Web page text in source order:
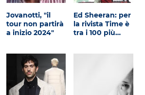
Jovanotti, "il
tour non partirà
a inizio 2024"
Ed Sheeran: per
la rivista Time è
tra i 100 più…